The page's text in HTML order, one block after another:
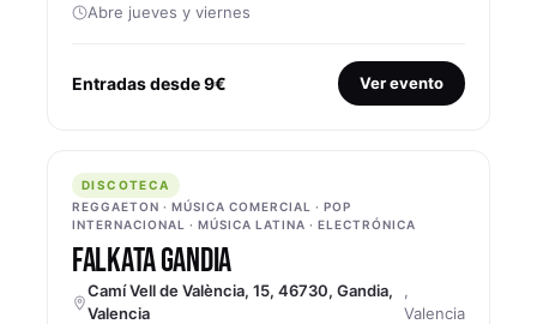
Abre jueves y viernes
Entradas desde 9€ Ver evento
DISCOTECA
DISCOTECA
REGGAETON · MÚSICA COMERCIAL · POP
INTERNACIONAL · MÚSICA LATINA · ELECTRÓNICA
FALKATA GANDIA
Camí Vell de València, 15, 46730, Gandia,
Valencia
,
Valencia